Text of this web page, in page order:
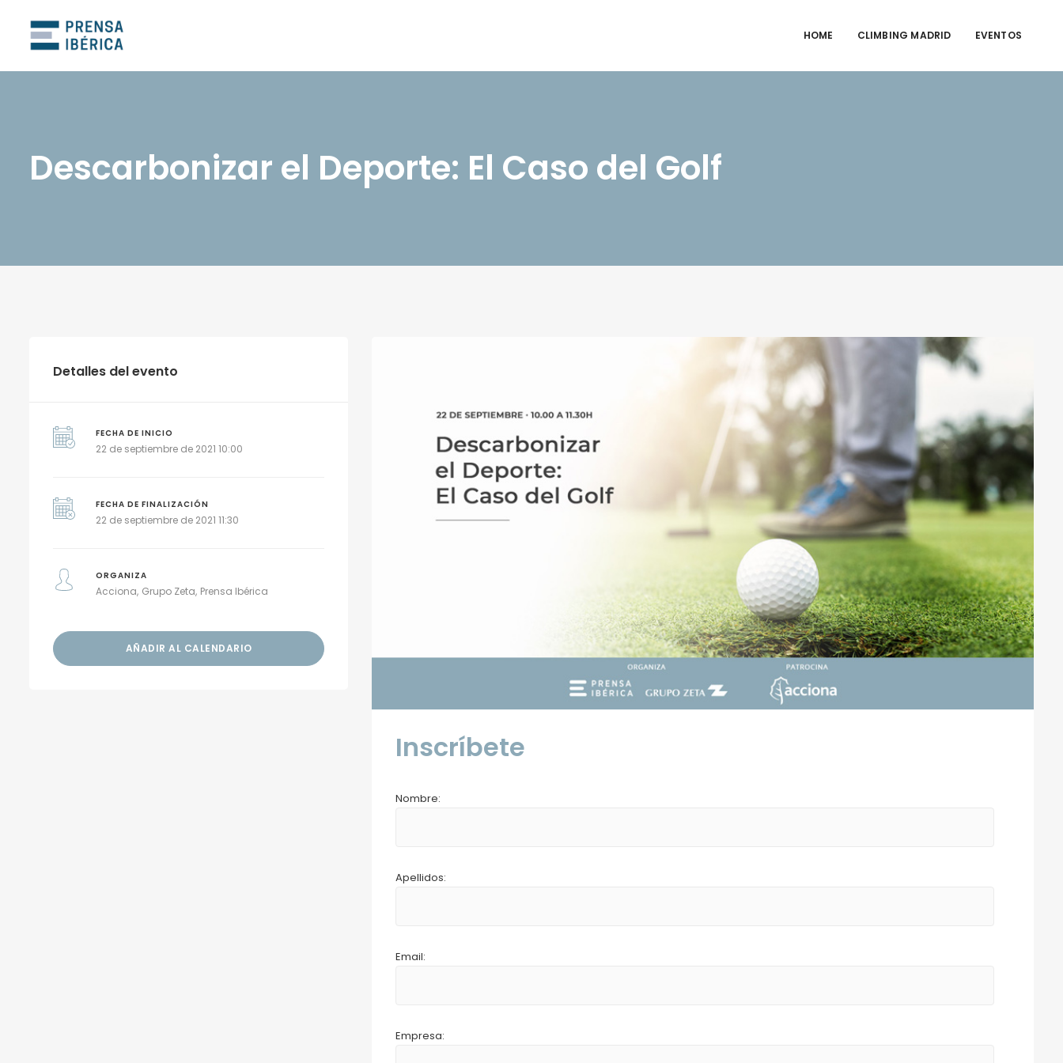
HOME CLIMBING MADRID EVENTOS
Descarbonizar el Deporte: El Caso del Golf
Detalles del evento
FECHA DE INICIO
22 de septiembre de 2021 10:00
FECHA DE FINALIZACIÓN
22 de septiembre de 2021 11:30
ORGANIZA
Acciona Grupo Zeta Prensa Ibérica
AÑADIR AL CALENDARIO
Inscríbete
Nombre:
Apellidos:
Email:
Empresa: